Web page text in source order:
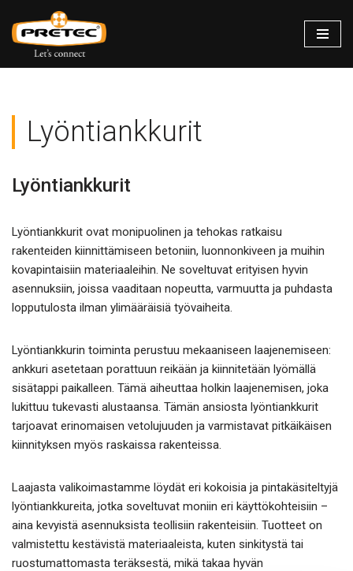
Siirry
suoraan
Lyöntiankkurit
Lyöntiankkurit
Lyöntiankkurit ovat monipuolinen ja tehokas ratkaisu
rakenteiden kiinnittämiseen betoniin, luonnonkiveen ja muihin
kovapintaisiin materiaaleihin. Ne soveltuvat erityisen hyvin
asennuksiin, joissa vaaditaan nopeutta, varmuutta ja puhdasta
lopputulosta ilman ylimääräisiä työvaiheita.
Lyöntiankkurin toiminta perustuu mekaaniseen laajenemiseen:
ankkuri asetetaan porattuun reikään ja kiinnitetään lyömällä
sisätappi paikalleen. Tämä aiheuttaa holkin laajenemisen, joka
lukittuu tukevasti alustaansa. Tämän ansiosta lyöntiankkurit
tarjoavat erinomaisen vetolujuuden ja varmistavat pitkäikäisen
kiinnityksen myös raskaissa rakenteissa.
Laajasta valikoimastamme löydät eri kokoisia ja pintakäsiteltyjä
lyöntiankkureita, jotka soveltuvat moniin eri käyttökohteisiin –
aina kevyistä asennuksista teollisiin rakenteisiin. Tuotteet on
valmistettu kestävistä materiaaleista, kuten sinkitystä tai
ruostumattomasta teräksestä, mikä takaa hyvän